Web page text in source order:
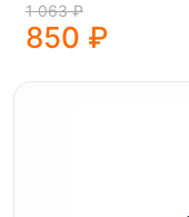
1 063 ₽
850 ₽